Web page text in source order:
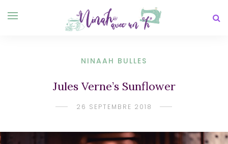
NINAAH BULLES
Jules Verne’s Sunflower
26 SEPTEMBRE 2018